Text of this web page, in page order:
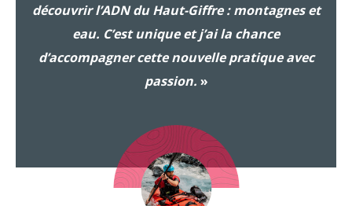
découvrir l’ADN du Haut-Giffre : montagnes et
eau. C’est unique et j’ai la chance
d’accompagner cette nouvelle pratique avec
passion. »